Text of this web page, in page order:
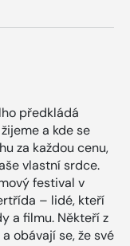
předkládá
a kde se
za každou cenu,
vlastní srdce.
festival v
– lidé, kteří
a filmu. Někteří z
obávají se, že své